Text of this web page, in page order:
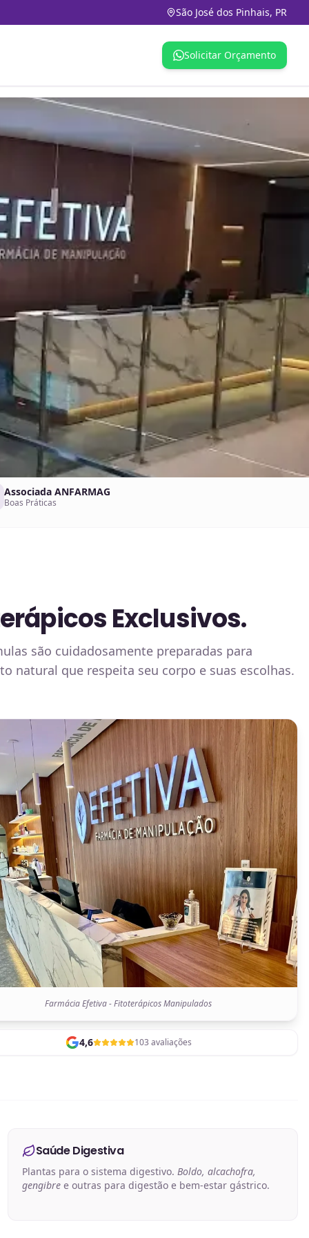
São José dos Pinhais, PR
Solicitar Orçamento
Associada ANFARMAG
Boas Práticas
Exclusivos.
são cuidadosamente preparadas para
natural que respeita seu corpo e suas escolhas.
Farmácia Efetiva - Fitoterápicos Manipulados
4,6 103 avaliações
Saúde Digestiva
Plantas para o sistema digestivo. Boldo, alcachofra,
gengibree outras para digestão e bem-estar gástrico.